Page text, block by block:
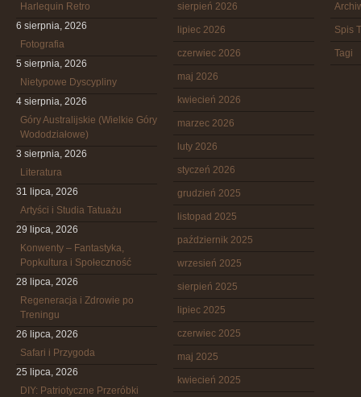
Harlequin Retro
6 sierpnia, 2026
Fotografia
5 sierpnia, 2026
Nietypowe Dyscypliny
4 sierpnia, 2026
Góry Australijskie (Wielkie Góry
Wododziałowe)
3 sierpnia, 2026
Literatura
31 lipca, 2026
Artyści i Studia Tatuażu
29 lipca, 2026
Konwenty – Fantastyka,
Popkultura i Społeczność
28 lipca, 2026
Regeneracja i Zdrowie po
Treningu
26 lipca, 2026
Safari i Przygoda
25 lipca, 2026
DIY: Patriotyczne Przeróbki
sierpień 2026
lipiec 2026
czerwiec 2026
maj 2026
kwiecień 2026
marzec 2026
luty 2026
styczeń 2026
grudzień 2025
listopad 2025
październik 2025
wrzesień 2025
sierpień 2025
lipiec 2025
czerwiec 2025
maj 2025
kwiecień 2025
Spis
Tagi